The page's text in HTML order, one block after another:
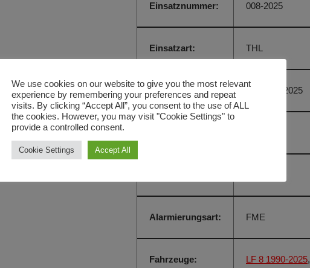
Einsatznummer: 008-2025
Einsatzart: THL
Einsatzdatum: 12. März 2025
Alarmierungsart: FME
Fahrzeuge: LF 8 1990-2025,
We use cookies on our website to give you the most relevant
experience by remembering your preferences and repeat
visits. By clicking “Accept All”, you consent to the use of ALL
the cookies. However, you may visit "Cookie Settings" to
provide a controlled consent.
Cookie Settings Accept All